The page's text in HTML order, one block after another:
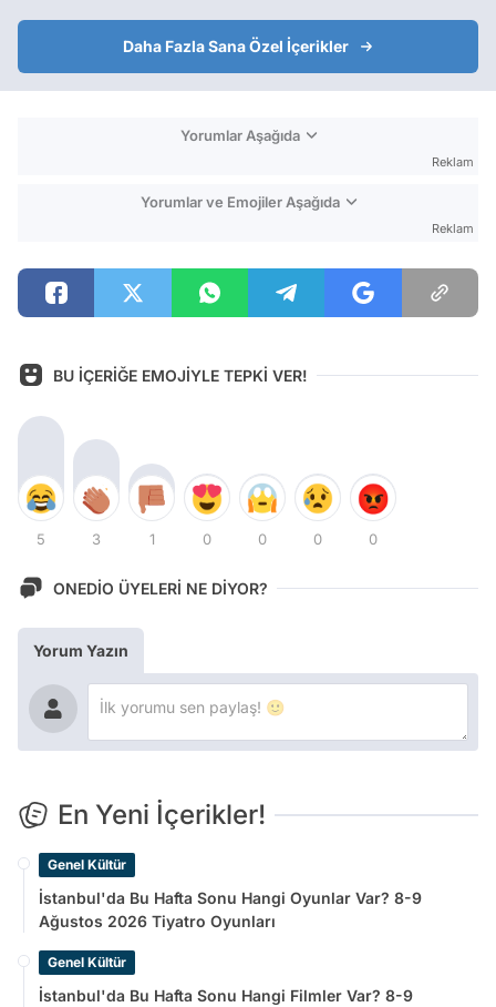
Daha Fazla Sana Özel İçerikler
Yorumlar Aşağıda
Reklam
Yorumlar ve Emojiler Aşağıda
Reklam
BU İÇERİĞE EMOJİYLE TEPKİ VER!
5 3 1 0 0 0 0
ONEDİO ÜYELERİ NE DİYOR?
Yorum Yazın
En Yeni İçerikler!
Genel Kültür
İstanbul'da Bu Hafta Sonu Hangi Oyunlar Var? 8-9
Ağustos 2026 Tiyatro Oyunları
Genel Kültür
İstanbul'da Bu Hafta Sonu Hangi Filmler Var? 8-9